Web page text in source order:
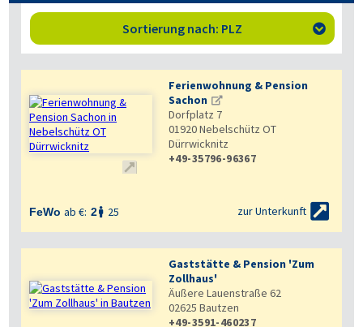
Sortierung nach: PLZ 

Ferienwohnung & Pension
Sachon
Dorfplatz 7
01920Nebelschütz OT
Dürrwicknitz
+49-35796-96367
FeWo ab €: 2 25 zur Unterkunft 
Gaststätte & Pension 'Zum
Zollhaus'
Äußere Lauenstraße 62
02625 Bautzen
+49-3591-460237